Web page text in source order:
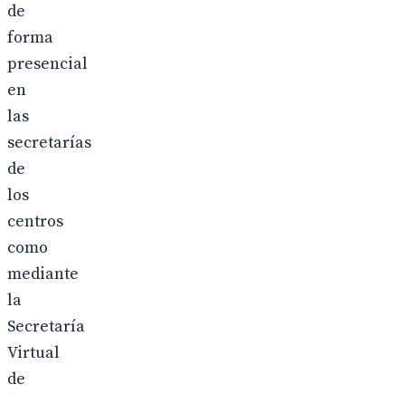
de
forma
presencial
en
las
secretarías
de
los
centros
como
mediante
la
Secretaría
Virtual
de